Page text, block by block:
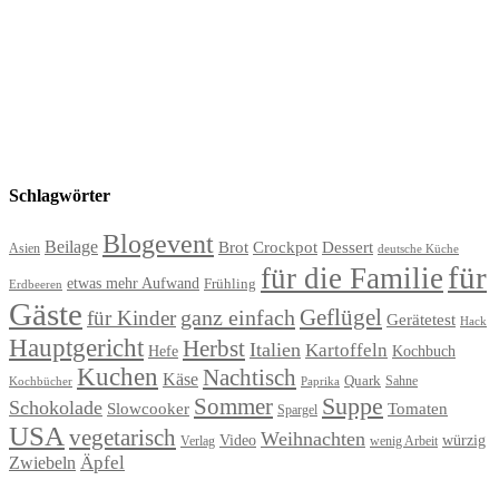
Schlagwörter
Asien Beilage Blogevent Brot Crockpot Dessert deutsche Küche
Erdbeeren etwas mehr Aufwand Frühling für die Familie für
Gäste für Kinder ganz einfach Geflügel Gerätetest Hack
Hauptgericht Hefe Herbst Italien Kartoffeln Kochbuch
Kochbücher Kuchen Käse Nachtisch Paprika Quark Sahne
Schokolade Slowcooker Sommer Spargel Suppe Tomaten
USA vegetarisch Verlag Video Weihnachten wenig Arbeit würzig
Zwiebeln Äpfel